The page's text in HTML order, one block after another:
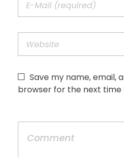
Save my name, email,
browser for the next time